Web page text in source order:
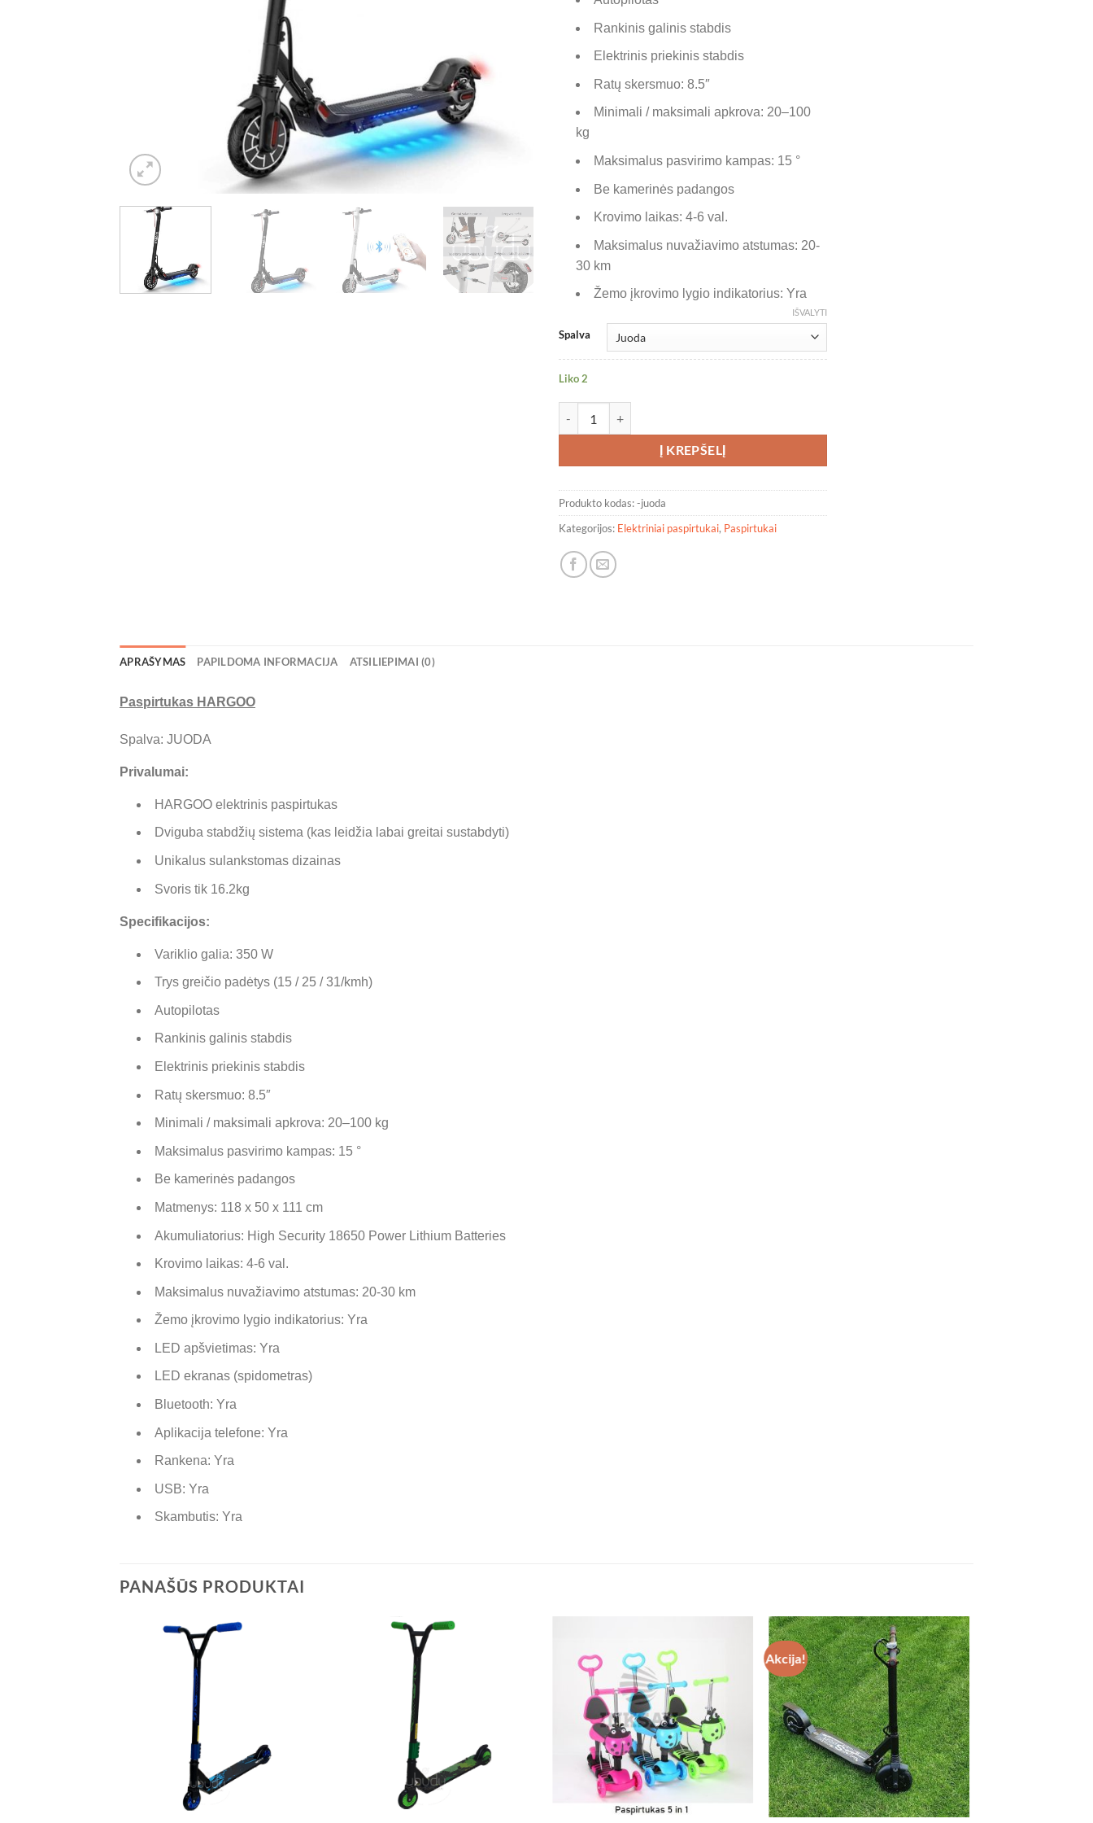
Rankinis galinis stabdis
Elektrinis priekinis stabdis
Ratų skersmuo: 8.5″
Minimali / maksimali apkrova: 20–100
kg
Maksimalus pasvirimo kampas: 15 °
Be kamerinės padangos
Krovimo laikas: 4-6 val.
Maksimalus nuvažiavimo atstumas: 20-
30 km
Žemo įkrovimo lygio indikatorius: Yra
Spalva
IŠVALYTI
Liko 2
Į KREPŠELĮ
Produkto kodas:-juoda
Kategorijos: Elektriniai paspirtukai, Paspirtukai
APRAŠYMAS PAPILDOMA INFORMACIJA ATSILIEPIMAI (0)
Paspirtukas HARGOO
Spalva: JUODA
Privalumai:
HARGOO elektrinis paspirtukas
Dviguba stabdžių sistema (kas leidžia labai greitai sustabdyti)
Unikalus sulankstomas dizainas
Svoris tik 16.2kg
Specifikacijos:
Variklio galia: 350 W
Trys greičio padėtys (15 / 25 / 31/kmh)
Autopilotas
Rankinis galinis stabdis
Elektrinis priekinis stabdis
Ratų skersmuo: 8.5″
Minimali / maksimali apkrova: 20–100 kg
Maksimalus pasvirimo kampas: 15 °
Be kamerinės padangos
Matmenys: 118 x 50 x 111 cm
Akumuliatorius: High Security 18650 Power Lithium Batteries
Krovimo laikas: 4-6 val.
Maksimalus nuvažiavimo atstumas: 20-30 km
Žemo įkrovimo lygio indikatorius: Yra
LED apšvietimas: Yra
LED ekranas (spidometras)
Bluetooth: Yra
Aplikacija telefone: Yra
Rankena: Yra
USB: Yra
Skambutis: Yra
PANAŠŪS PRODUKTAI
Akcija!